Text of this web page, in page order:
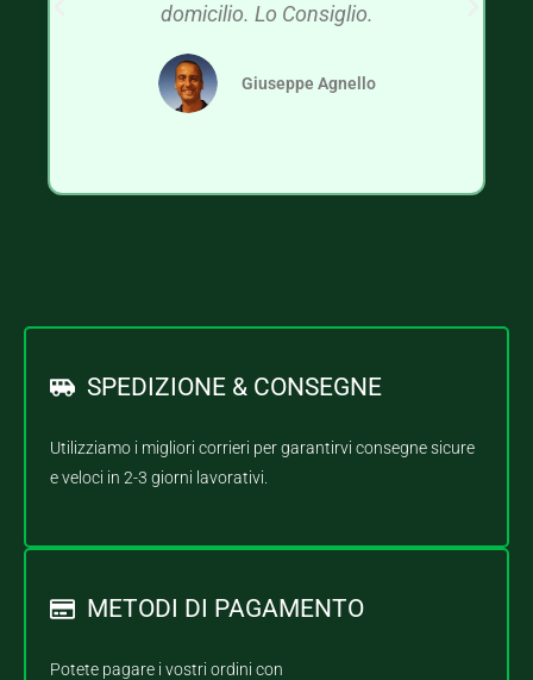
domicilio. Lo Consiglio.
Giuseppe Agnello
SPEDIZIONE & CONSEGNE
Utilizziamo i migliori corrieri per garantirvi consegne sicure
e veloci in 2-3 giorni lavorativi.
METODI DI PAGAMENTO
Potete pagare i vostri ordini con